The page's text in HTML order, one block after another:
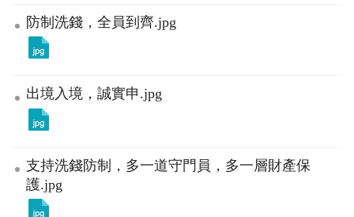
防制洗錢，全員到齊.jpg
出境入境，誠實申.jpg
支持洗錢防制，多一道守門員，多一層財產保
護.jpg